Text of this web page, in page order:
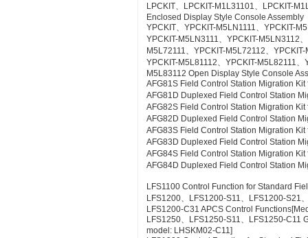
LPCKIT、LPCKIT-M1L31101、LPCKIT-
Enclosed Display Style Console Assembly
YPCKIT、YPCKIT-M5LN1111、YPCKIT-
YPCKIT-M5LN3111、YPCKIT-M5LN3112
M5L72111、YPCKIT-M5L72112、
YPCKIT-M5L81112、YPCKIT-M5L82111
M5L83112 Open Display Style Console
AFG81S Field Control Station Migration Kit
AFG81D Duplexed Field Control Station
AFG82S Field Control Station Migration Kit
AFG82D Duplexed Field Control Station
AFG83S Field Control Station Migration Kit
AFG83D Duplexed Field Control Station
AFG84S Field Control Station Migration Kit
AFG84D Duplexed Field Control Station
LFS1100 Control Function for Standard
LFS1200、LFS1200-S11、LFS1200-S21
LFS1200-C31 APCS Control
LFS1250、LFS1250-S11、LFS1250-C11
model: LHSKM02-C11]